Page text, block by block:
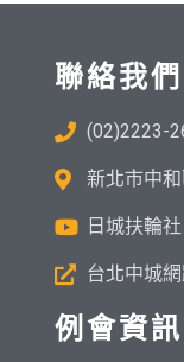
聯絡我們
(02)2223-
新北市中
日城扶輪
台北中城
例會資訊